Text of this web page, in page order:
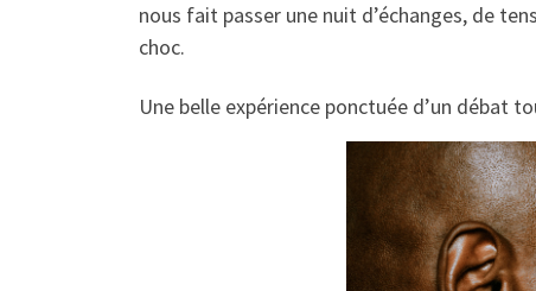
nous fait passer une nuit d’échanges, de
choc.
Une belle expérience ponctuée d’un débat